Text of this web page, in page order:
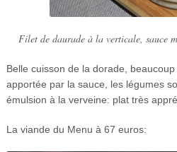
Filet de daurade à la verticale, sauce
Belle cuisson de la dorade,
apportée par la sauce, les légumes
émulsion à la verveine: plat très
La viande du Menu à 67 euros: